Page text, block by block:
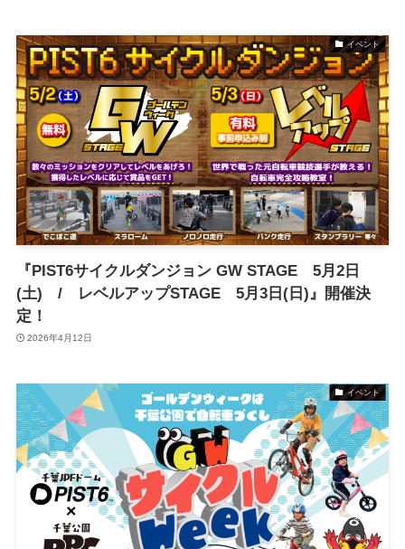
イベント
『PIST6サイクルダンジョン GW STAGE 5月2日
(土) / レベルアップSTAGE 5月3日(日)』開催決
定！
2026年4月12日
イベント